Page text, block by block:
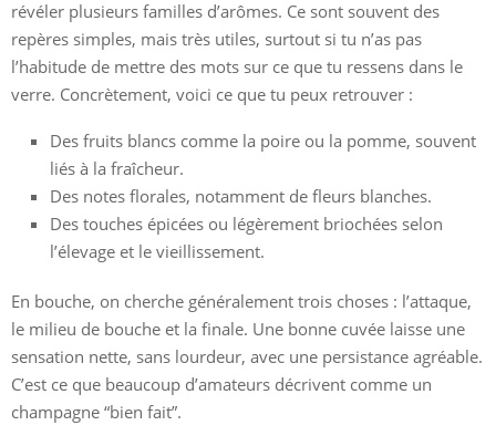
révéler plusieurs familles d’arômes. Ce sont souvent des
repères simples, mais très utiles, surtout si tu n’as pas
l’habitude de mettre des mots sur ce que tu ressens dans le
verre. Concrètement, voici ce que tu peux retrouver :
Des fruits blancs comme la poire ou la pomme, souvent
liés à la fraîcheur.
Des notes florales, notamment de fleurs blanches.
Des touches épicées ou légèrement briochées selon
l’élevage et le vieillissement.
En bouche, on cherche généralement trois choses : l’attaque,
le milieu de bouche et la finale. Une bonne cuvée laisse une
sensation nette, sans lourdeur, avec une persistance agréable.
C’est ce que beaucoup d’amateurs décrivent comme un
champagne “bien fait”.